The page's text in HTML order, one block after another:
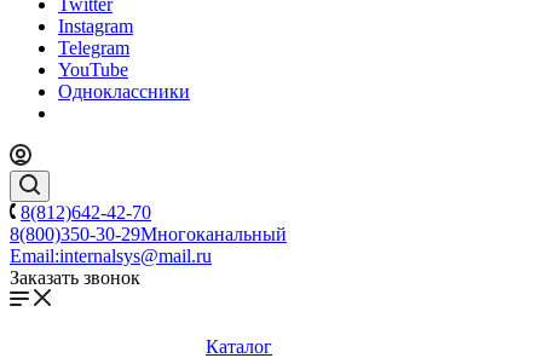
Twitter
Instagram
Telegram
YouTube
Одноклассники
8(812)642-42-70
8(800)350-30-29Многоканальный
Email:internalsys@mail.ru
Заказать звонок
Каталог